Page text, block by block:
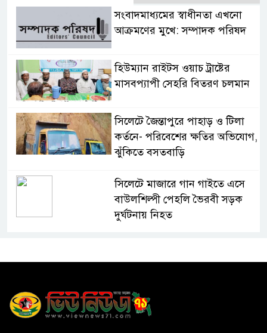
সংবাদমাধ্যমের স্বাধীনতা এখনো
আক্রমণের মুখে: সম্পাদক পরিষদ
হিউম্যান রাইটস ওয়াচ ট্রাষ্টের
মাসবপ্যাপী সেহরি বিতরণ চলমান
সিলেটে জৈন্তাপুরে পাহাড় ও টিলা
কর্তনে- পরিবেশের ক্ষতির অভিযোগ,
ঝুঁকিতে বসতবাড়ি
সিলেটে মাজারে গান গাইতে এসে
বাউলশিল্পী পেহলি ভৈরবী সড়ক
দুর্ঘটনায় নিহত
ঢাকা-সিলেট মহাসড়কে দুটি
নিহত ৯, পরিবারকে আর্থিক সহযোগিতা